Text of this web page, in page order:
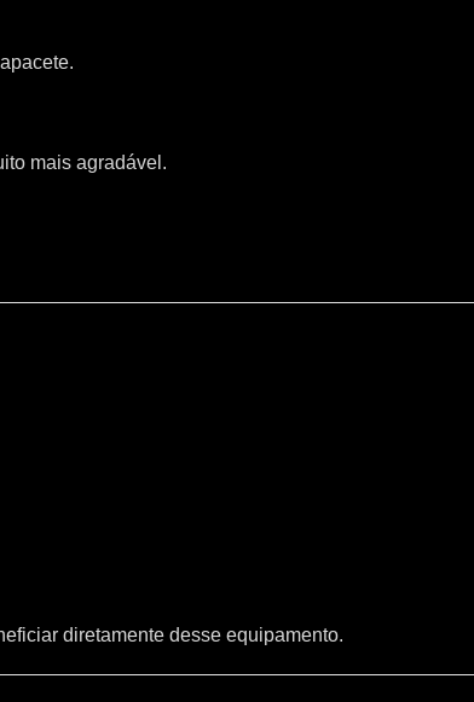
mais agradável.
diretamente desse equipamento.